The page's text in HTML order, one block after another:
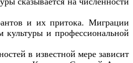
и их притока. Миграции
и профессиональной
в известной мере зависит